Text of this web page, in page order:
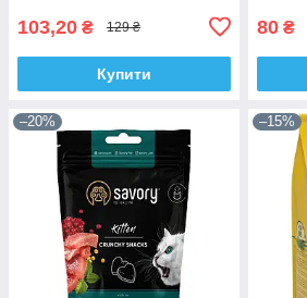
103,20 ₴ 129 ₴
Купити
80 ₴
–20% –15%